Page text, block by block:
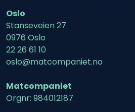
Oslo
Stanseveien 27
0976 Oslo
22 26 61 10
oslo@matcompaniet.no
Matcompaniet
Orgnr: 984012187